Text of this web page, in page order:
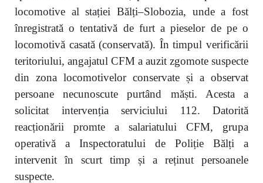
locomotive al stației Bălți–Slobozia, unde a fost
înregistrată o tentativă de furt a pieselor de pe o
locomotivă casată (conservată). În timpul verificării
teritoriului, angajatul CFM a auzit zgomote suspecte
din zona locomotivelor conservate și a observat
persoane necunoscute purtând măști. Acesta a
solicitat intervenția serviciului 112. Datorită
reacționării promte a salariatului CFM, grupa
operativă a Inspectoratului de Poliție Bălți a
intervenit în scurt timp și a reținut persoanele
suspecte.